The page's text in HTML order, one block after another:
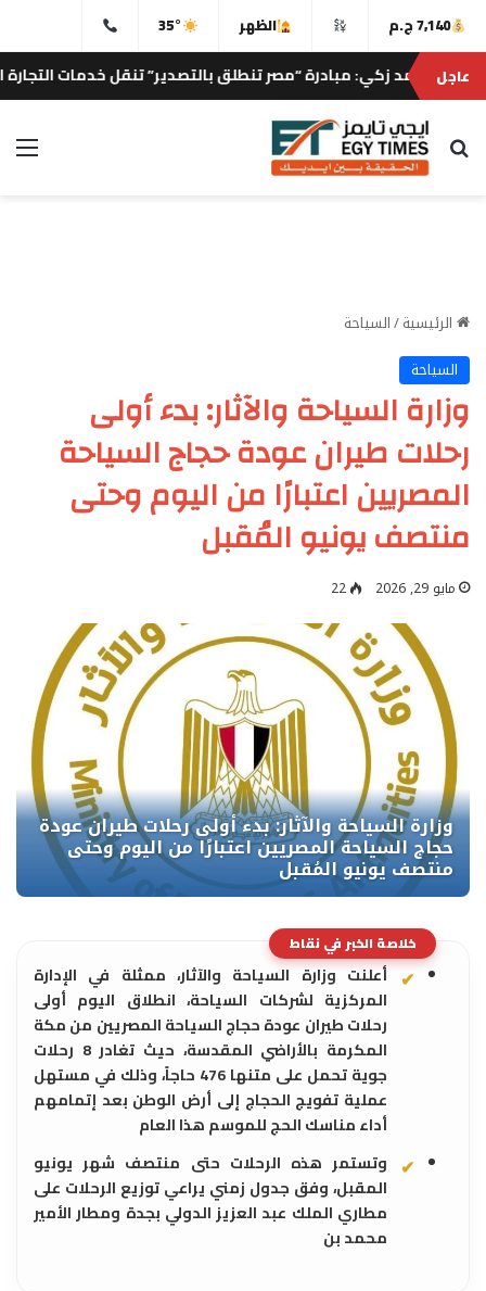
7,140 ج.م الظهر
35°
عاجل
مبادرة “مصر تنطلق بالتصدير” تنقل خدمات التجارة الخارجية إلى
بحث عن
الرئيسية/السياحة
السياحة
وزارة السياحة والآثار: بدء أولى
رحلات طيران عودة حجاج السياحة
المصريين اعتبارًا من اليوم وحتى
منتصف يونيو المُقبل
مايو 29, 2026 22
خلاصة الخبر في نقاط
أعلنت وزارة السياحة والآثار، ممثلة في الإدارة
المركزية لشركات السياحة، انطلاق اليوم أولى
رحلات طيران عودة حجاج السياحة المصريين من مكة
المكرمة بالأراضي المقدسة، حيث تغادر 8 رحلات
جوية تحمل على متنها 476 حاجاً، وذلك في مستهل
عملية تفويج الحجاج إلى أرض الوطن بعد إتمامهم
أداء مناسك الحج للموسم هذا العام
وتستمر هذه الرحلات حتى منتصف شهر يونيو
المقبل، وفق جدول زمني يراعي توزيع الرحلات على
مطاري الملك عبد العزيز الدولي بجدة ومطار الأمير
محمد بن